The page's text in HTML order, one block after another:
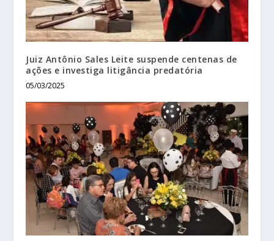
Juiz Antônio Sales Leite suspende centenas de
ações e investiga litigância predatória
05/03/2025